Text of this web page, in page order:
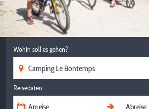
Wohin soll es gehen?
Reisedaten